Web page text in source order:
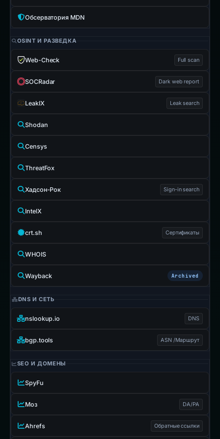
Обсерватория MDN
OSINT И РАЗВЕДКА
Web-Check Full scan
SOCRadar Dark web report
LeakIX Leak search
Shodan
Censys
ThreatFox
Хадсон-Рок Sign-in search
IntelX
crt.sh Сертификаты
WHOIS
Wayback Archived
DNS И СЕТЬ
nslookup.io DNS
bgp.tools ASN /Маршрут
SEO И ДОМЕНЫ
SpyFu
Моз DA/PA
Ahrefs Обратные ссылки